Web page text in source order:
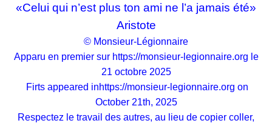
«Celui qui n’est plus ton ami ne l’a jamais été»
Aristote
© Monsieur-Légionnaire
Apparu en premier sur https://monsieur-legionnaire.org le
21 octobre 2025
Firts appeared inhttps://monsieur-legionnaire.org on
October 21th, 2025
Respectez le travail des autres, au lieu de copier coller,